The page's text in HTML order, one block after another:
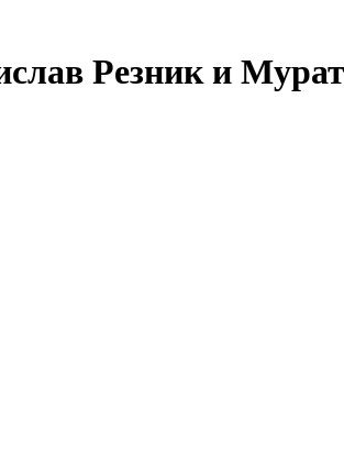
Резник и